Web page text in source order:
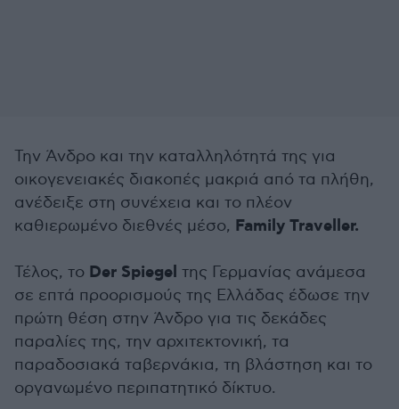
Την Άνδρο και την καταλληλότητά της για
οικογενειακές διακοπές μακριά από τα πλήθη,
ανέδειξε στη συνέχεια και το πλέον
καθιερωμένο διεθνές μέσο, Family Traveller.
Τέλος, το Der Spiegel της Γερμανίας ανάμεσα
σε επτά προορισμούς της Ελλάδας έδωσε την
πρώτη θέση στην Άνδρο για τις δεκάδες
παραλίες της, την αρχιτεκτονική, τα
παραδοσιακά ταβερνάκια, τη βλάστηση και το
οργανωμένο περιπατητικό δίκτυο.